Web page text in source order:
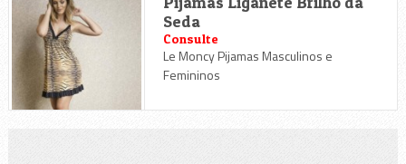
Seda
Consulte
Le Moncy Pijamas Masculinos e
Femininos